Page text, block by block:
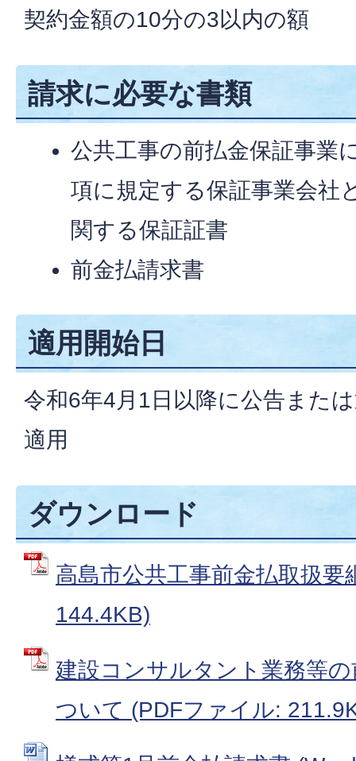
契約金額の10分の3以内の額
請求に必要な書類
公共工事の前払金保証事業
項に規定する保証事業会社
関する保証証書
前金払請求書
適用開始日
令和6年4月1日以降に公告また
適用
ダウンロード
高島市公共工事前金払取扱要
144.4KB)
建設コンサルタント業務等
ついて (PDFファイル: